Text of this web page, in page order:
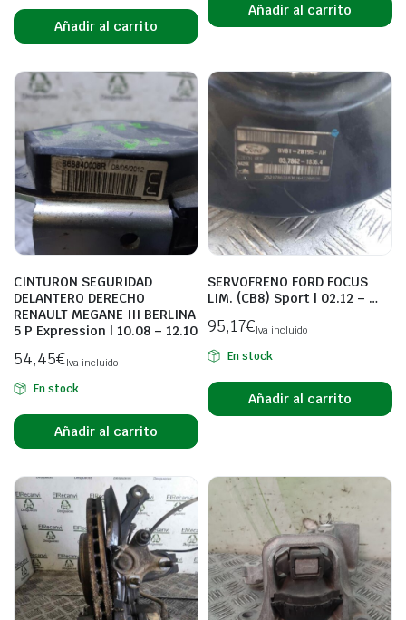
Añadir al carrito
Añadir al carrito
CINTURON SEGURIDAD
DELANTERO DERECHO
RENAULT MEGANE III BERLINA
5 P Expression | 10.08 – 12.10
54,45€Iva incluido
En stock
Añadir al carrito
SERVOFRENO FORD FOCUS
LIM. (CB8) Sport | 02.12 – …
95,17€Iva incluido
En stock
Añadir al carrito